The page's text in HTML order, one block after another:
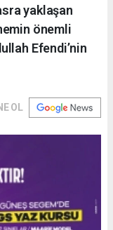
yaklaşan
önemli
Efendi’nin
OL